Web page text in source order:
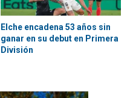
Elche encadena 53 años sin
ganar en su debut en Primera
División